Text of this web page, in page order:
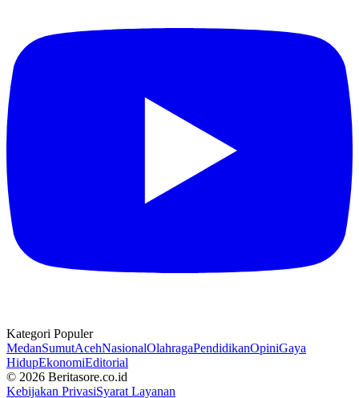
Kategori Populer
MedanSumutAcehNasionalOlahragaPendidikanOpiniGaya
HidupEkonomiEditorial
© 2026 Beritasore.co.id
Kebijakan PrivasiSyarat Layanan